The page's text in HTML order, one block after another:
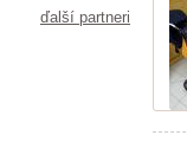
ďalší partneri